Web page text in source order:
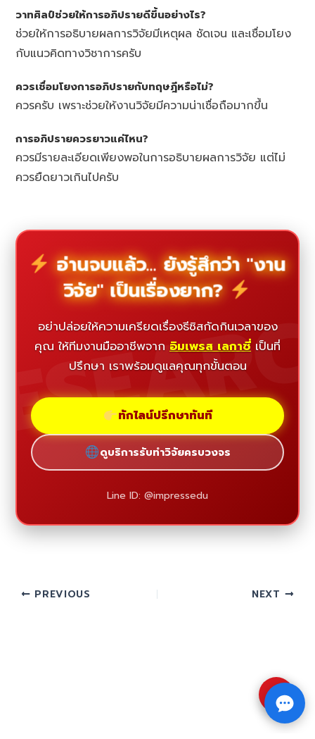
วาทศิลป์ช่วยให้การอภิปรายดีขึ้นอย่างไร?
ช่วยให้การอธิบายผลการวิจัยมีเหตุผล ชัดเจน และเชื่อมโยง
กับแนวคิดทางวิชาการครับ
ควรเชื่อมโยงการอภิปรายกับทฤษฎีหรือไม่?
ควรครับ เพราะช่วยให้งานวิจัยมีความน่าเชื่อถือมากขึ้น
การอภิปรายควรยาวแค่ไหน?
ควรมีรายละเอียดเพียงพอในการอธิบายผลการวิจัย แต่ไม่
ควรยืดยาวเกินไปครับ
อ่านจบแล้ว... ยังรู้สึกว่า "งาน
วิจัย" เป็นเรื่องยาก?
อย่าปล่อยให้ความเครียดเรื่องธีซิสกัดกินเวลาของ
คุณ ให้ทีมงานมืออาชีพจาก อิมเพรส เลกาซี่ เป็นที่
ปรึกษา เราพร้อมดูแลคุณทุกขั้นตอน
ทักไลน์ปรึกษาทันที
ดูบริการรับทำวิจัยครบวงจร
Line ID: @impressedu
PREVIOUS NEXT
⇧